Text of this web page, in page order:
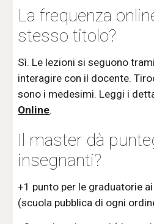
La frequenza
stesso titolo?
Sì. Le lezioni si seguono
interagire con il docente.
sono i medesimi. Leggi i
Online.
Il master dà
insegnanti?
+1 punto per le graduatorie
(scuola pubblica di ogni